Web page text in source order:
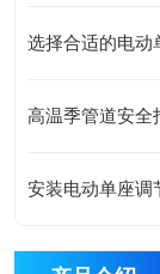
选择合适的电动
高温季管道安全
安装电动单座调